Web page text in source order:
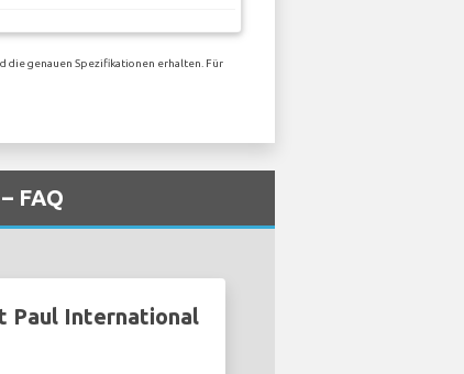
die genauen Spezifikationen erhalten. Für
FAQ
Paul International